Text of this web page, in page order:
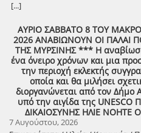
τον επαναστάτη πρόγονό μας που
κανόνια του αγώνα!
ΣΥΝΑΠΑΝΤΗΜΑ (Πατήστε πάνω στο
αρχείο) Ο Σύλλογος των
εκδήλωση που θα
συνδιοργάνωση με τον Δήμο
ημέρα Πέμπτη και ώρα 8:30 μ.μ.,
«Άυλη πολιτιστική κληρονομιά:
Προοπτικές στην Ηλεία»
Νεότερης Πολιτιστικής
Αθήνας – Γωγώ Κανελλοπούλου,
[...]
ΑΥΡΙΟ ΣΑΒΒΑΤΟ 8 ΤΟΥ
2026 ΑΝΑΒΙΩΝΟΥΝ ΟΙ ΠΑΛΑΙ
ΤΗΣ ΜΥΡΣΙΝΗΣ *** Η
ένα όνειρο χρόνων και μια
την περιοχή εκλεκτής
οποία και θα μιλήσει
διοργανώνεται από τον Δήμο
υπό την αιγίδα της
ΔΙΚΑΙΟΣΥΝΗΣ ΗΛΙΕ ΝΟΗΤΕ
7 Αυγούστου, 2026